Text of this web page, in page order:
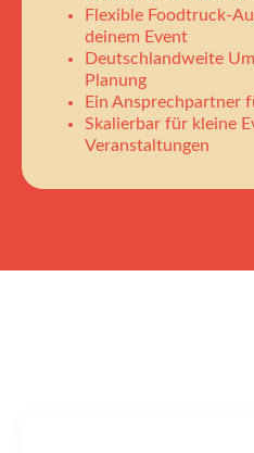
Flexible Foodtruck-
deinem Event
Deutschlandweite
Planung
Ein Ansprechpartner
Skalierbar für kleine
Veranstaltungen